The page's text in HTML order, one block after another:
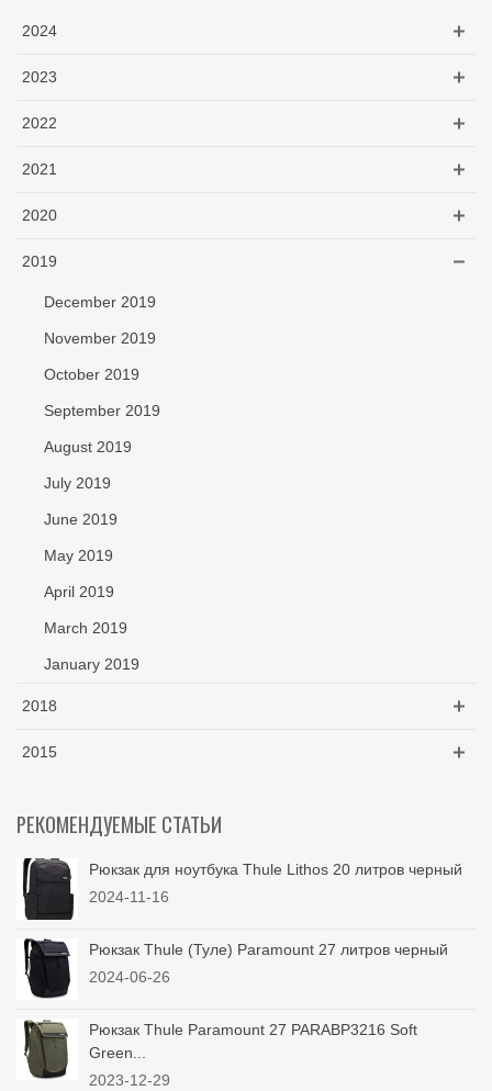
2024
2023
2022
2021
2020
2019
December 2019
November 2019
October 2019
September 2019
August 2019
July 2019
June 2019
May 2019
April 2019
March 2019
January 2019
2018
2015
РЕКОМЕНДУЕМЫЕ СТАТЬИ
Рюкзак для ноутбука Thule Lithos 20 литров черный
2024-11-16
Рюкзак Thule (Туле) Paramount 27 литров черный
2024-06-26
Рюкзак Thule Paramount 27 PARABP3216 Soft
Green...
2023-12-29